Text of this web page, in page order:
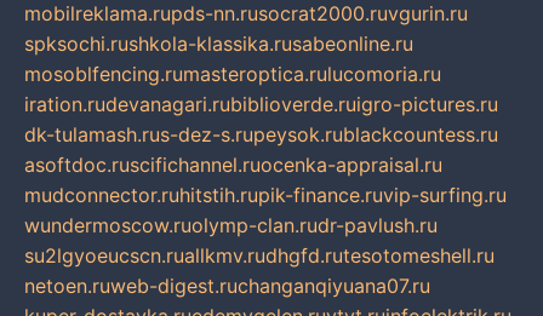
mobilreklama.rupds-nn.rusocrat2000.ruvgurin.ru
spksochi.rushkola-klassika.rusabeonline.ru
mosoblfencing.rumasteroptica.rulucomoria.ru
iration.rudevanagari.rubiblioverde.ruigro-pictures.ru
dk-tulamash.rus-dez-s.rupeysok.rublackcountess.ru
asoftdoc.ruscifichannel.ruocenka-appraisal.ru
mudconnector.ruhitstih.rupik-finance.ruvip-surfing.ru
wundermoscow.ruolymp-clan.rudr-pavlush.ru
su2lgyoeucscn.ruallkmv.rudhgfd.rutesotomeshell.ru
netoen.ruweb-digest.ruchanganqiyuana07.ru